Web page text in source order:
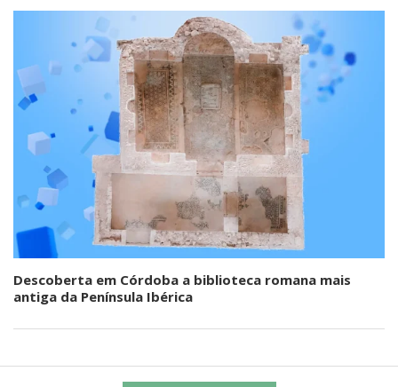
Descoberta em Córdoba a biblioteca romana mais
antiga da Península Ibérica